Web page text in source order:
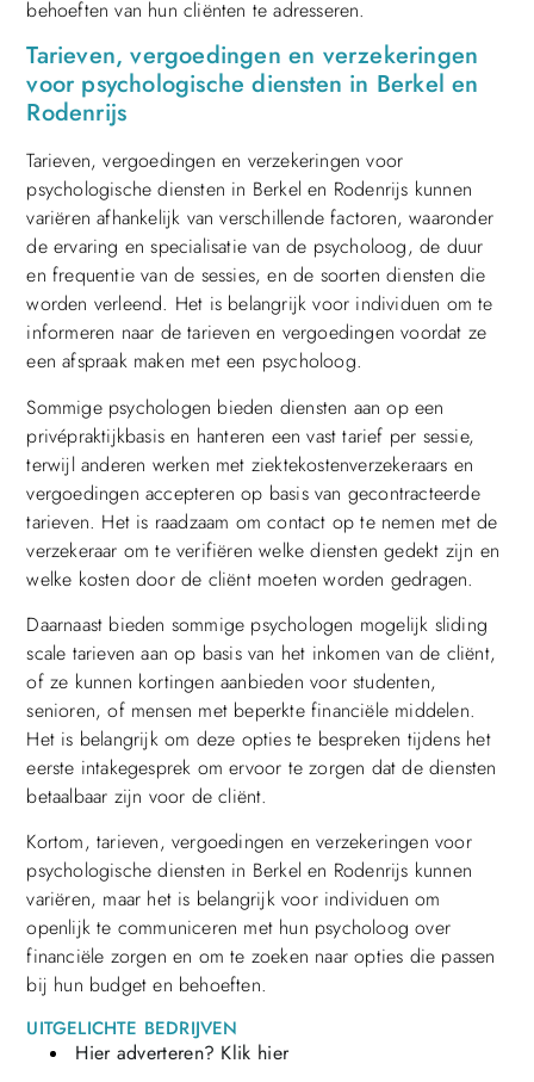
behoeften van hun cliënten te adresseren.
Tarieven, vergoedingen en verzekeringen
voor psychologische diensten in Berkel en
Rodenrijs
Tarieven, vergoedingen en verzekeringen voor
psychologische diensten in Berkel en Rodenrijs kunnen
variëren afhankelijk van verschillende factoren, waaronder
de ervaring en specialisatie van de psycholoog, de duur
en frequentie van de sessies, en de soorten diensten die
worden verleend. Het is belangrijk voor individuen om te
informeren naar de tarieven en vergoedingen voordat ze
een afspraak maken met een psycholoog.
Sommige psychologen bieden diensten aan op een
privépraktijkbasis en hanteren een vast tarief per sessie,
terwijl anderen werken met ziektekostenverzekeraars en
vergoedingen accepteren op basis van gecontracteerde
tarieven. Het is raadzaam om contact op te nemen met de
verzekeraar om te verifiëren welke diensten gedekt zijn en
welke kosten door de cliënt moeten worden gedragen.
Daarnaast bieden sommige psychologen mogelijk sliding
scale tarieven aan op basis van het inkomen van de cliënt,
of ze kunnen kortingen aanbieden voor studenten,
senioren, of mensen met beperkte financiële middelen.
Het is belangrijk om deze opties te bespreken tijdens het
eerste intakegesprek om ervoor te zorgen dat de diensten
betaalbaar zijn voor de cliënt.
Kortom, tarieven, vergoedingen en verzekeringen voor
psychologische diensten in Berkel en Rodenrijs kunnen
variëren, maar het is belangrijk voor individuen om
openlijk te communiceren met hun psycholoog over
financiële zorgen en om te zoeken naar opties die passen
bij hun budget en behoeften.
UITGELICHTE BEDRIJVEN
Hier adverteren? Klik hier